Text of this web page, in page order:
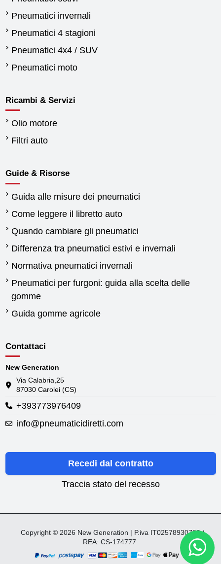
Pneumatici invernali
Pneumatici 4 stagioni
Pneumatici 4x4 / SUV
Pneumatici moto
Ricambi & Servizi
Olio motore
Filtri auto
Guide & Risorse
Guida alle misure dei pneumatici
Come leggere il libretto auto
Quando cambiare gli pneumatici
Differenza tra pneumatici estivi e invernali
Normativa pneumatici invernali
Pneumatici per furgoni: guida alla scelta delle
gomme
Guida gomme agricole
Contattaci
New Generation
Via Calabria,25
87030 Carolei (CS)
+393773976409
info@pneumaticidiretti.com
Recedi dal contratto
Traccia stato del recesso
Copyright © 2026 New Generation | P.iva IT02578930782 /
REA: CS-174777